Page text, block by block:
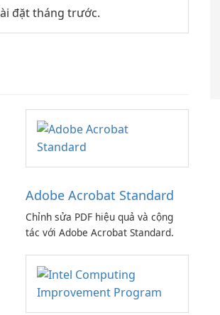
đặt tháng trước.
Adobe Acrobat Standard
Chỉnh sửa PDF hiệu quả và cộng
tác với Adobe Acrobat Standard.